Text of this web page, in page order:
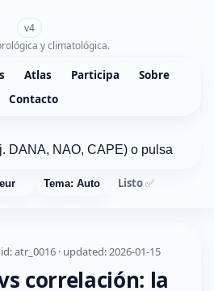
v4
y climatológica.
Atlas Participa
Sobre
Contacto
Tema: Auto Listo ✅
atr_0016 · updated: 2026-01-15
correlación: la